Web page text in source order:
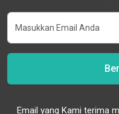
Email yang Kami terima